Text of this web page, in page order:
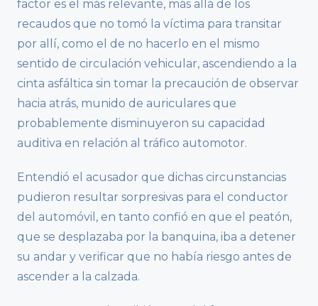
factor es el más relevante, más allá de los
recaudos que no tomó la víctima para transitar
por allí, como el de no hacerlo en el mismo
sentido de circulación vehicular, ascendiendo a la
cinta asfáltica sin tomar la precaución de observar
hacia atrás, munido de auriculares que
probablemente disminuyeron su capacidad
auditiva en relación al tráfico automotor.
Entendió el acusador que dichas circunstancias
pudieron resultar sorpresivas para el conductor
del automóvil, en tanto confió en que el peatón,
que se desplazaba por la banquina, iba a detener
su andar y verificar que no había riesgo antes de
ascender a la calzada.